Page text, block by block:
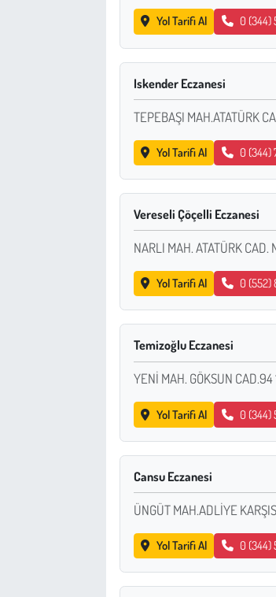
Yol Tarifi Al 0 (344)
Iskender Eczanesi
TEPEBAŞI MAH.ATATÜRK
Yol Tarifi Al 0 (344)
Vereseli Çöçelli Eczanesi
NARLI MAH. ATATÜRK CAD.
Yol Tarifi Al 0 (552)
Temizoğlu Eczanesi
YENİ MAH. GÖKSUN CAD.94
Yol Tarifi Al 0 (344)
Cansu Eczanesi
ÜNGÜT MAH.ADLİYE
Yol Tarifi Al 0 (344)